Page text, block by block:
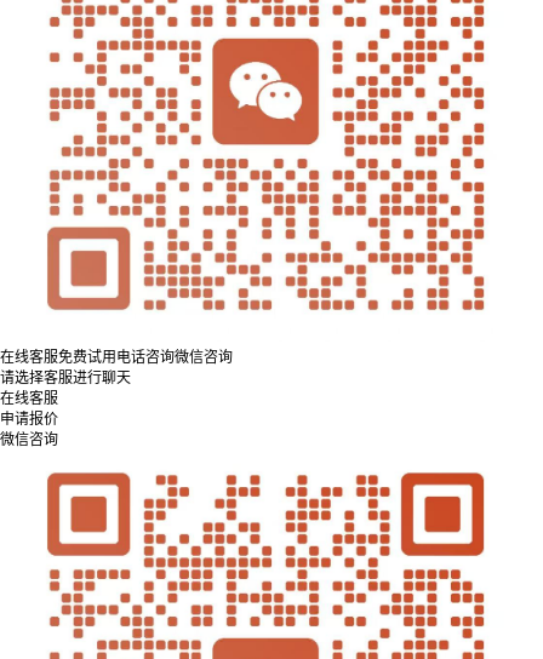
在线客服免费试用 电话咨询微信咨询
请选择客服进行聊天
在线客服
申请报价
微信咨询